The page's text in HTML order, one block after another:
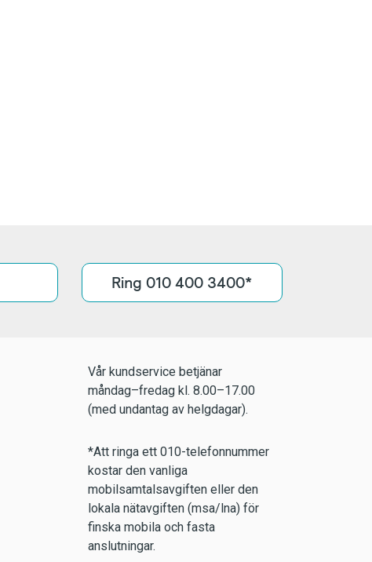
Ring 010 400 3400*
Vår kundservice betjänar
måndag–fredag kl. 8.00–17.00
(med undantag av helgdagar).
*Att ringa ett 010-telefonnummer
kostar den vanliga
mobilsamtalsavgiften eller den
lokala nätavgiften (msa/lna) för
finska mobila och fasta
anslutningar.